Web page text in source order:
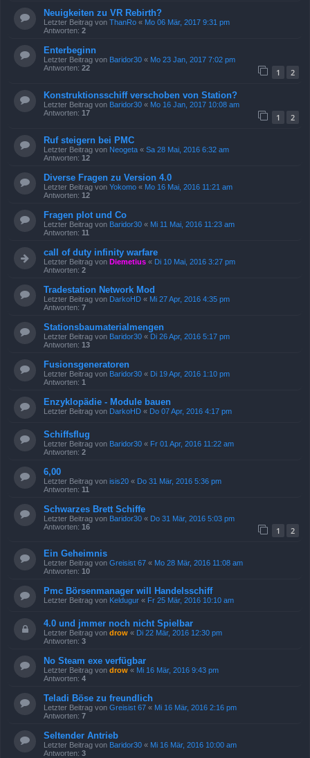
Neuigkeiten zu VR Rebirth?
Letzter Beitrag von ThanRo « Mo 06 Mär, 2017 9:31 pm
Antworten: 2
Enterbeginn
Letzter Beitrag von Baridor30 « Mo 23 Jan, 2017 7:02 pm
Antworten: 22 1 2
Konstruktionsschiff verschoben von Station?
Letzter Beitrag von Baridor30 « Mo 16 Jan, 2017 10:08 am
Antworten: 17 1 2
Ruf steigern bei PMC
Letzter Beitrag von Neogeta « Sa 28 Mai, 2016 6:32 am
Antworten: 12
Diverse Fragen zu Version 4.0
Letzter Beitrag von Yokomo « Mo 16 Mai, 2016 11:21 am
Antworten: 12
Fragen plot und Co
Letzter Beitrag von Baridor30 « Mi 11 Mai, 2016 11:23 am
Antworten: 11
call of duty infinity warfare
Letzter Beitrag von Diemetius « Di 10 Mai, 2016 3:27 pm
Antworten: 2
Tradestation Network Mod
Letzter Beitrag von DarkoHD « Mi 27 Apr, 2016 4:35 pm
Antworten: 7
Stationsbaumaterialmengen
Letzter Beitrag von Baridor30 « Di 26 Apr, 2016 5:17 pm
Antworten: 13
Fusionsgeneratoren
Letzter Beitrag von Baridor30 « Di 19 Apr, 2016 1:10 pm
Antworten: 1
Enzyklopädie - Module bauen
Letzter Beitrag von DarkoHD « Do 07 Apr, 2016 4:17 pm
Schiffsflug
Letzter Beitrag von Baridor30 « Fr 01 Apr, 2016 11:22 am
Antworten: 2
6,00
Letzter Beitrag von isis20 « Do 31 Mär, 2016 5:36 pm
Antworten: 11
Schwarzes Brett Schiffe
Letzter Beitrag von Baridor30 « Do 31 Mär, 2016 5:03 pm
Antworten: 16 1 2
Ein Geheimnis
Letzter Beitrag von Greisist 67 « Mo 28 Mär, 2016 11:08 am
Antworten: 10
Pmc Börsenmanager will Handelsschiff
Letzter Beitrag von Keldugur « Fr 25 Mär, 2016 10:10 am
4.0 und jmmer noch nicht Spielbar
Letzter Beitrag von drow « Di 22 Mär, 2016 12:30 pm
Antworten: 3
No Steam exe verfügbar
Letzter Beitrag von drow « Mi 16 Mär, 2016 9:43 pm
Antworten: 4
Teladi Böse zu freundlich
Letzter Beitrag von Greisist 67 « Mi 16 Mär, 2016 2:16 pm
Antworten: 7
Seltender Antrieb
Letzter Beitrag von Baridor30 « Mi 16 Mär, 2016 10:00 am
Antworten: 3